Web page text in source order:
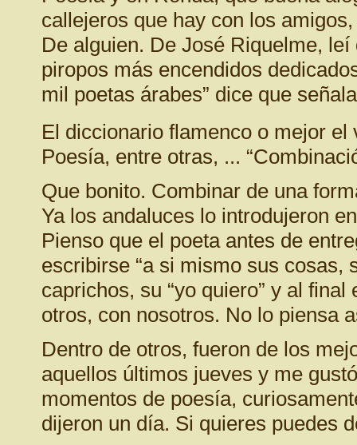
callejeros que hay con los
De alguien. De José Riquelme,
piropos más encendidos
mil poetas árabes” dice que
El diccionario flamenco o mejor
Poesía, entre otras, ...
Que bonito. Combinar de una
Ya los andaluces lo introdujeron
Pienso que el poeta antes de
escribirse “a si mismo sus
caprichos, su “yo quiero” y al
otros, con nosotros. No lo piensa
Dentro de otros, fueron de los
aquellos últimos jueves y me
momentos de poesía,
dijeron un día. Si quieres puedes